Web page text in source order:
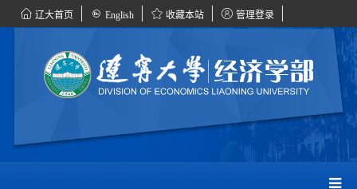
辽大首页 English 收藏本站 管理登录